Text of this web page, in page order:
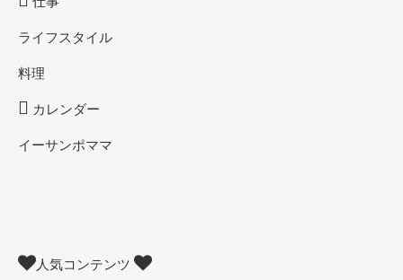
ライフスタイル
料理
カレンダー
イーサンポママ
人気コンテンツ